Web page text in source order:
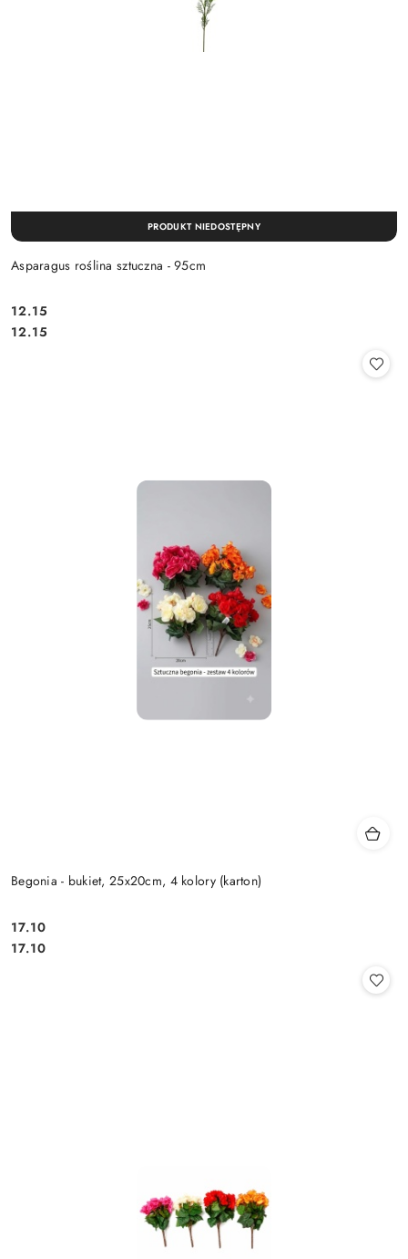
Asparagus roślina sztuczna - 95cm
Cena:
12.15
Cena:
12.15
PRODUKT NIEDOSTĘPNY
Begonia - bukiet, 25x20cm, 4 kolory (karton)
Cena:
17.10
Cena:
17.10